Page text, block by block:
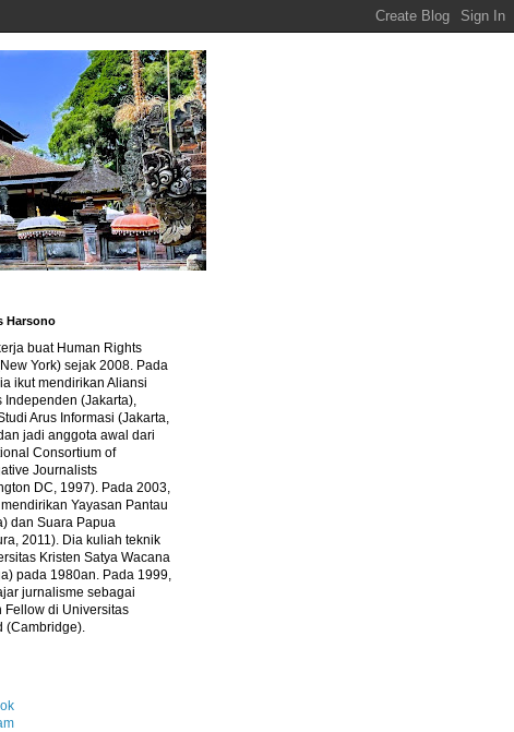
Harsono
buat Human Rights
York) sejak 2008. Pada
ikut mendirikan Aliansi
Independen (Jakarta),
Arus Informasi (Jakarta,
jadi anggota awal dari
Consortium of
Journalists
DC, 1997). Pada 2003,
Yayasan Pantau
dan Suara Papua
2011). Dia kuliah teknik
Kristen Satya Wacana
pada 1980an. Pada 1999,
jurnalisme sebagai
Fellow di Universitas
(Cambridge).